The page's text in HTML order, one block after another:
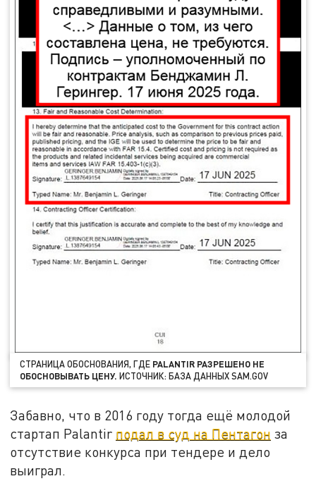
СТРАНИЦА ОБОСНОВАНИЯ, ГДЕ PALANTIR РАЗРЕШЕНО НЕ
ОБОСНОВЫВАТЬ ЦЕНУ.ИСТОЧНИК: БАЗА ДАННЫХ SAM.GOV
Забавно, что в 2016 году тогда ещё молодой
стартап Palantir подал в суд на Пентагон за
отсутствие конкурса при тендере и дело
выиграл.